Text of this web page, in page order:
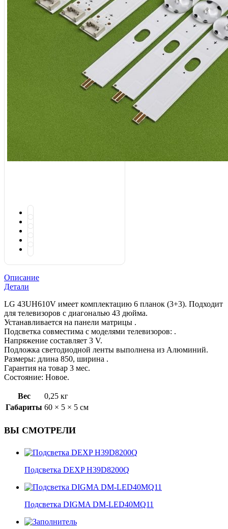
Описание
Детали
LG 43UH610V имеет комплектацию 6 планок (3+3). Подходит
для телевизоров с диагональю 43 дюйма.
Устанавливается на панели матрицы .
Подсветка совместима с моделями телевизоров: .
Напряжение составляет 3 V.
Подложка светодиодной ленты выполнена из Алюминий.
Размеры: длина 850, ширина .
Гарантия на товар 3 мес.
Состояние: Новое.
Вес
0,25 кг
Габариты 60 × 5 × 5 см
ВЫ СМОТРЕЛИ
Подсветка DEXP H39D8200Q
Подсветка DIGMA DM-LED40MQ11